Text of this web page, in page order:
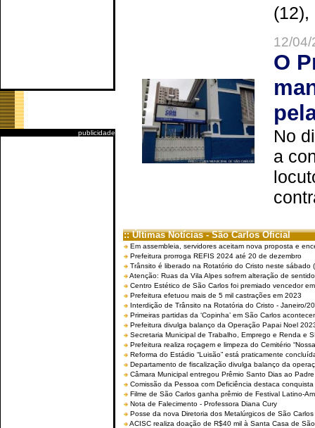
publicidade
(12),
12/
O
No
a
:: Últimas Notícias - São Carlos Oficial
Em assembleia, servidores aceitam nova proposta e
Prefeitura prorroga REFIS 2024 até 20 de dezembro
Trânsito é liberado na Rotatório do Cristo neste sábado
Atenção: Ruas da Vila Alpes sofrem alteração de
Centro Estético de São Carlos foi premiado vencedor
Prefeitura efetuou mais de 5 mil castrações em 2023
Interdição de Trânsito na Rotatória do Cristo - Janeiro/
Primeiras partidas da ‘Copinha’ em São Carlos
Prefeitura divulga balanço da Operação Papai Noel
Secretaria Municipal de Trabalho, Emprego e Renda e
Prefeitura realiza roçagem e limpeza do Cemitério
Reforma do Estádio “Luisão” está praticamente
Departamento de fiscalização divulga balanço da
Câmara Municipal entregou Prêmio Santo Dias ao
Comissão da Pessoa com Deficiência destaca
Filme de São Carlos ganha prêmio de Festival Latino-
Nota de Falecimento - Professora Diana Cury
Posse da nova Diretoria dos Metalúrgicos de São
ACISC realiza doação de R$40 mil à Santa Casa de